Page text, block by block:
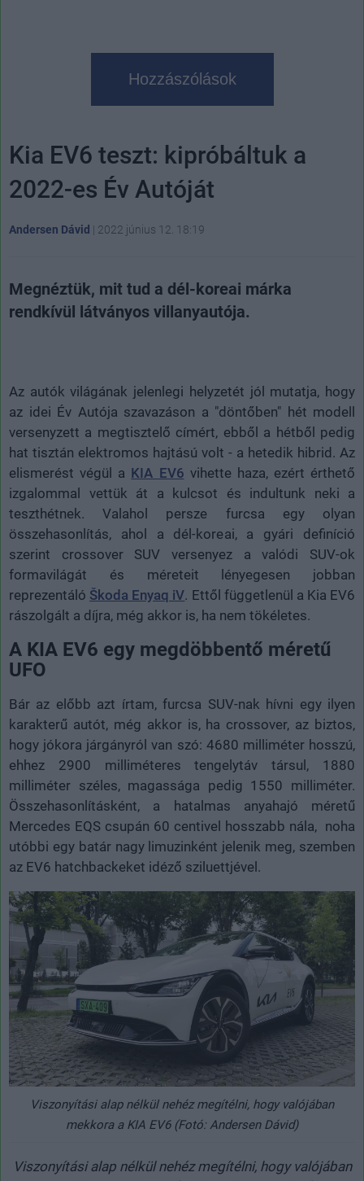
Hozzászólások
Kia EV6 teszt: kipróbáltuk a
2022-es Év Autóját
Andersen Dávid | 2022 június 12. 18:19
Megnéztük, mit tud a dél-koreai márka
rendkívül látványos villanyautója.
Az autók világának jelenlegi helyzetét jól mutatja, hogy
az idei Év Autója szavazáson a "döntőben" hét modell
versenyzett a megtisztelő címért, ebből a hétből pedig
hat tisztán elektromos hajtású volt - a hetedik hibrid. Az
elismerést végül a KIA EV6 vihette haza, ezért érthető
izgalommal vettük át a kulcsot és indultunk neki a
teszthétnek. Valahol persze furcsa egy olyan
összehasonlítás, ahol a dél-koreai, a gyári definíció
szerint crossover SUV versenyez a valódi SUV-ok
formavilágát és méreteit lényegesen jobban
reprezentáló Škoda Enyaq iV. Ettől függetlenül a Kia EV6
rászolgált a díjra, még akkor is, ha nem tökéletes.
A KIA EV6 egy megdöbbentő méretű
UFO
Bár az előbb azt írtam, furcsa SUV-nak hívni egy ilyen
karakterű autót, még akkor is, ha crossover, az biztos,
hogy jókora járgányról van szó: 4680 milliméter hosszú,
ehhez 2900 milliméteres tengelytáv társul, 1880
milliméter széles, magassága pedig 1550 milliméter.
Összehasonlításként, a hatalmas anyahajó méretű
Mercedes EQS csupán 60 centivel hosszabb nála, noha
utóbbi egy batár nagy limuzinként jelenik meg, szemben
az EV6 hatchbackeket idéző sziluettjével.
Viszonyítási alap nélkül nehéz megítélni, hogy valójában
mekkora a KIA EV6 (Fotó: Andersen Dávid)
Viszonyítási alap nélkül nehéz megítélni, hogy valójában